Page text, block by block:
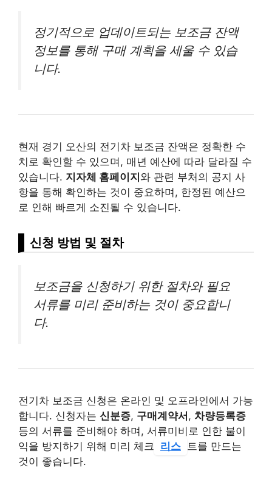
정기적으로 업데이트되는 보조금 잔액
정보를 통해 구매 계획을 세울 수 있습
니다.
현재 경기 오산의 전기차 보조금 잔액은 정확한 수
치로 확인할 수 있으며, 매년 예산에 따라 달라질 수
있습니다. 지자체 홈페이지 와 관련 부처의 공지 사
항을 통해 확인하는 것이 중요하며, 한정된 예산으
로 인해 빠르게 소진될 수 있습니다.
신청 방법 및 절차
보조금을 신청하기 위한 절차와 필요
서류를 미리 준비하는 것이 중요합니
다.
전기차 보조금 신청은 온라인 및 오프라인에서 가능
합니다. 신청자는 신분증, 구매계약서 , 차량등록증
등의 서류를 준비해야 하며, 서류미비로 인한 불이
익을 방지하기 위해 미리 체크 리스 트를 만드는
것이 좋습니다.